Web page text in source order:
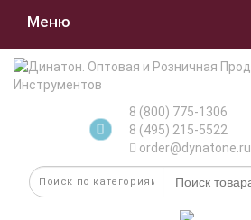
Меню
8 (800) 775-1306
8 (495) 215-5522
order@dynatone.ru